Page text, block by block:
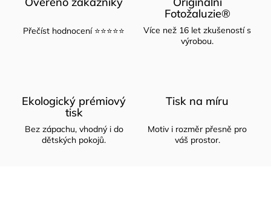
Přečíst hodnocení ⭐⭐⭐⭐⭐
Fotožaluzie®
Více než 16 let zkušeností s
výrobou.
Ekologický prémiový
tisk
Bez zápachu, vhodný i do
dětských pokojů.
Tisk na míru
Motiv i rozměr přesně pro
váš prostor.